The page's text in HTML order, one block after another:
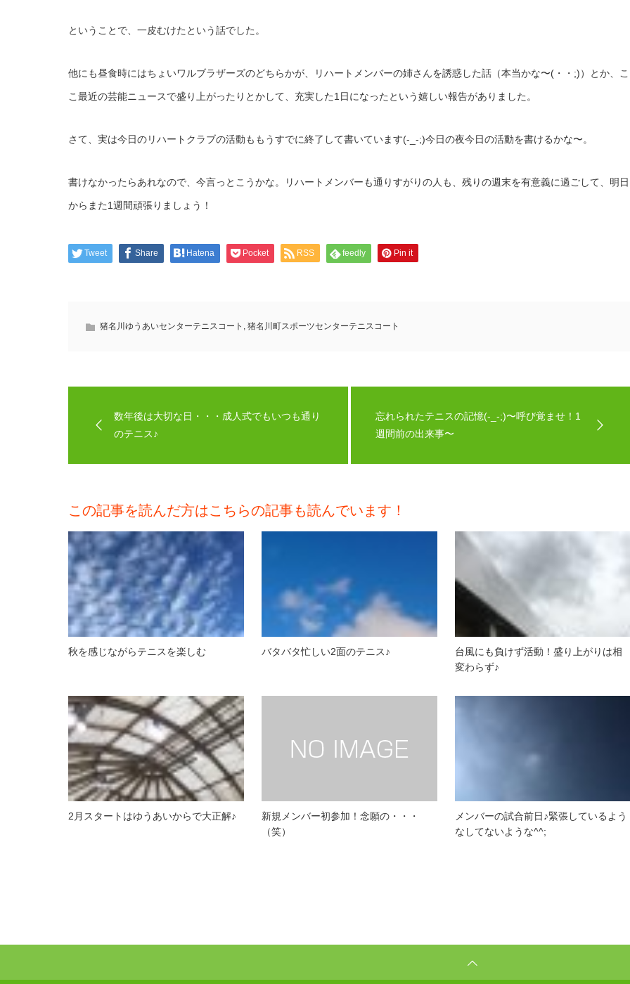
ということで、一皮むけたという話でした。
他にも昼食時にはちょいワルブラザーズのどちらかが、リハートメンバーの姉さんを誘惑した話（本当かな〜(・・;)）とか、こ
こ最近の芸能ニュースで盛り上がったりとかして、充実した1日になったという嬉しい報告がありました。
さて、実は今日のリハートクラブの活動ももうすでに終了して書いています(-_-;)今日の夜今日の活動を書けるかな〜。
書けなかったらあれなので、今言っとこうかな。リハートメンバーも通りすがりの人も、残りの週末を有意義に過ごして、明日
からまた1週間頑張りましょう！
Tweet Share Hatena Pocket RSS feedly Pin it
猪名川ゆうあいセンターテニスコート , 猪名川町スポーツセンターテニスコート
数年後は大切な日・・・成人式でもいつも通り
のテニス♪
忘れられたテニスの記憶(-_-;)〜呼び覚ませ！1
週間前の出来事〜
この記事を読んだ方はこちらの記事も読んでいます！
秋を感じながらテニスを楽しむ バタバタ忙しい2面のテニス♪
台風にも負けず活動！盛り上がりは相
変わらず♪
2月スタートはゆうあいからで大正解♪
新規メンバー初参加！念願の・・・
（笑）
メンバーの試合前日♪緊張しているよう
なしてないような^^;